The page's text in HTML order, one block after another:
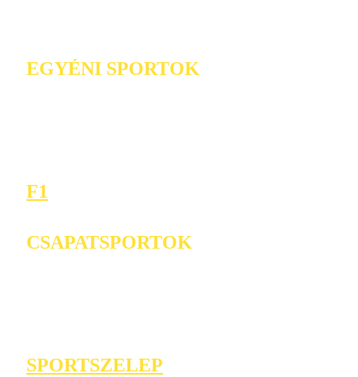
EGYÉNI SPORTOK
F1
CSAPATSPORTOK
SPORTSZELEP